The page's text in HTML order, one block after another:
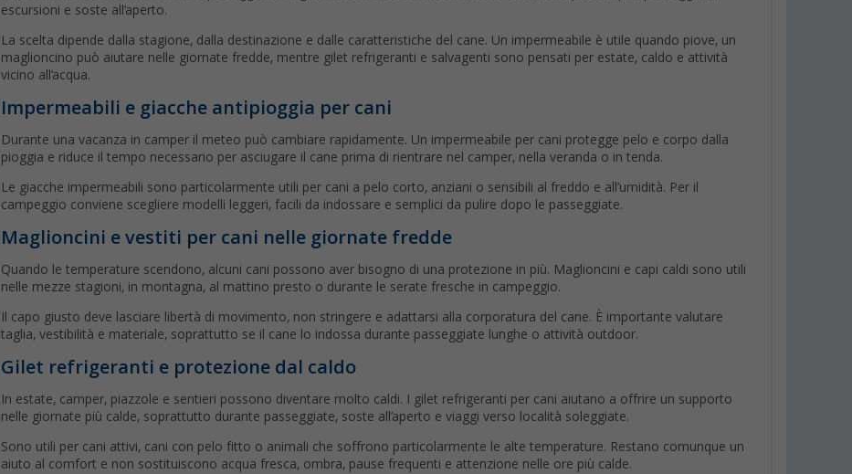
escursioni e soste all’aperto.
La scelta dipende dalla stagione, dalla destinazione e dalle caratteristiche del cane. Un impermeabile è utile quando piove, un
maglioncino può aiutare nelle giornate fredde, mentre gilet refrigeranti e salvagenti sono pensati per estate, caldo e attività
vicino all’acqua.
Impermeabili e giacche antipioggia per cani
Durante una vacanza in camper il meteo può cambiare rapidamente. Un impermeabile per cani protegge pelo e corpo dalla
pioggia e riduce il tempo necessario per asciugare il cane prima di rientrare nel camper, nella veranda o in tenda.
Le giacche impermeabili sono particolarmente utili per cani a pelo corto, anziani o sensibili al freddo e all’umidità. Per il
campeggio conviene scegliere modelli leggeri, facili da indossare e semplici da pulire dopo le passeggiate.
Maglioncini e vestiti per cani nelle giornate fredde
Quando le temperature scendono, alcuni cani possono aver bisogno di una protezione in più. Maglioncini e capi caldi sono utili
nelle mezze stagioni, in montagna, al mattino presto o durante le serate fresche in campeggio.
Il capo giusto deve lasciare libertà di movimento, non stringere e adattarsi alla corporatura del cane. È importante valutare
taglia, vestibilità e materiale, soprattutto se il cane lo indossa durante passeggiate lunghe o attività outdoor.
Gilet refrigeranti e protezione dal caldo
In estate, camper, piazzole e sentieri possono diventare molto caldi. I gilet refrigeranti per cani aiutano a offrire un supporto
nelle giornate più calde, soprattutto durante passeggiate, soste all’aperto e viaggi verso località soleggiate.
Sono utili per cani attivi, cani con pelo fitto o animali che soffrono particolarmente le alte temperature. Restano comunque un
aiuto al comfort e non sostituiscono acqua fresca, ombra, pause frequenti e attenzione nelle ore più calde.